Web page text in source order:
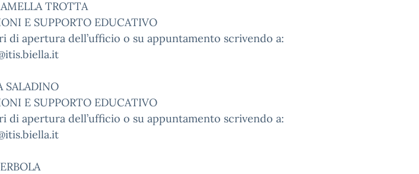
TROTTA
E SUPPORTO EDUCATIVO
di apertura dell’ufficio o su appuntamento scrivendo a:
SALADINO
E SUPPORTO EDUCATIVO
di apertura dell’ufficio o su appuntamento scrivendo a: